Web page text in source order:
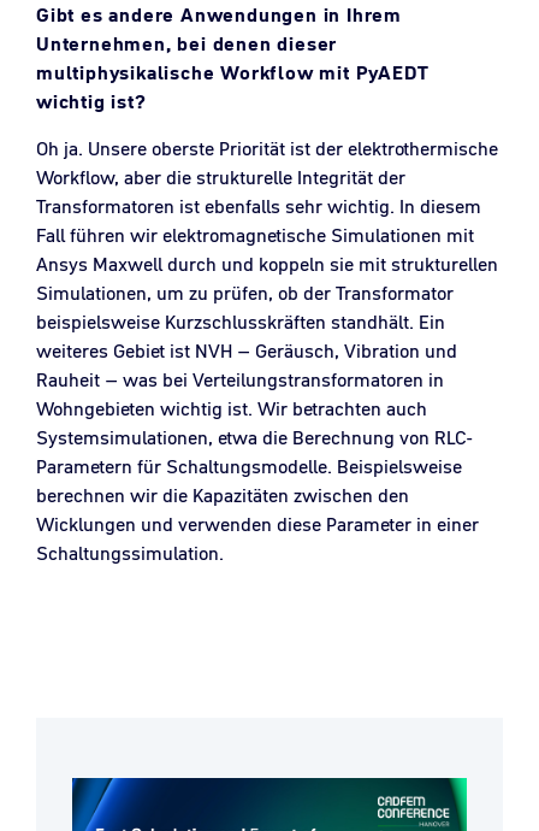
Gibt es andere Anwendungen in Ihrem
Unternehmen, bei denen dieser
multiphysikalische Workflow mit PyAEDT
wichtig ist?
Oh ja. Unsere oberste Priorität ist der elektrothermische
Workflow, aber die strukturelle Integrität der
Transformatoren ist ebenfalls sehr wichtig. In diesem
Fall führen wir elektromagnetische Simulationen mit
Ansys Maxwell durch und koppeln sie mit strukturellen
Simulationen, um zu prüfen, ob der Transformator
beispielsweise Kurzschlusskräften standhält. Ein
weiteres Gebiet ist NVH – Geräusch, Vibration und
Rauheit – was bei Verteilungstransformatoren in
Wohngebieten wichtig ist. Wir betrachten auch
Systemsimulationen, etwa die Berechnung von RLC-
Parametern für Schaltungsmodelle. Beispielsweise
berechnen wir die Kapazitäten zwischen den
Wicklungen und verwenden diese Parameter in einer
Schaltungssimulation.